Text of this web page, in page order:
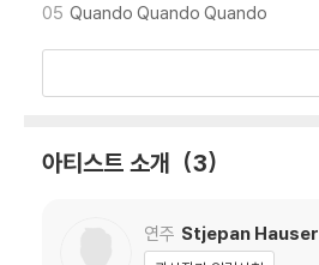
05 Quando Quando Quando
아티스트 소개 3
연주 Stjepan Hauser